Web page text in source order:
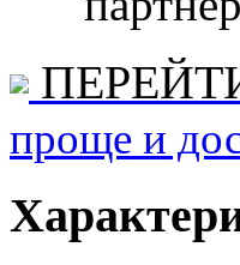
проще и